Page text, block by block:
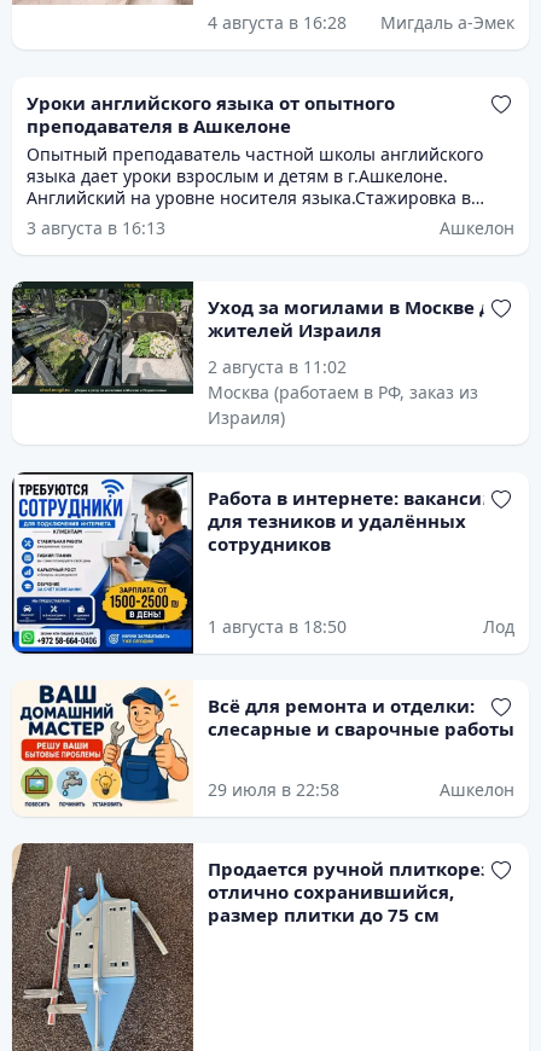
4 августа в 16:28 Мигдаль а-Эмек
Уроки английского языка от опытного
преподавателя в Ашкелоне
Опытный преподаватель частной школы английского
языка дает уроки взрослым и детям в г.Ашкелоне.
Английский на уровне носителя языка.Стажировка в
Лондоне .Подготовка к багруту и экзаменам,помощь в
выполнении домашних заданий.
3 августа в 16:13 Ашкелон
Уход за могилами в Москве для
жителей Израиля
2 августа в 11:02
Москва (работаем в РФ, заказ из
Израиля)
Работа в интернете: вакансии
для тезников и удалённых
сотрудников
1 августа в 18:50 Лод
Всё для ремонта и отделки:
слесарные и сварочные работы
29 июля в 22:58 Ашкелон
Продается ручной плиткорез,
отлично сохранившийся,
размер плитки до 75 см